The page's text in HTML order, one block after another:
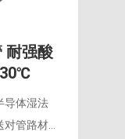
强酸
体湿法
管路材